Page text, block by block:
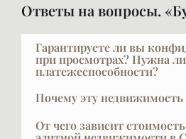
Ответы на вопросы.
Гарантируете ли вы
при просмотрах? Нужна
платежеспособности?
VIPFLAT 20 лет работает с VIP-
закрыты и не публичны — мы
конфиденциальность, и мы её
Почему эту недвижимость
Причины абсолютно разные:
квартира стала большой или
От чего зависит